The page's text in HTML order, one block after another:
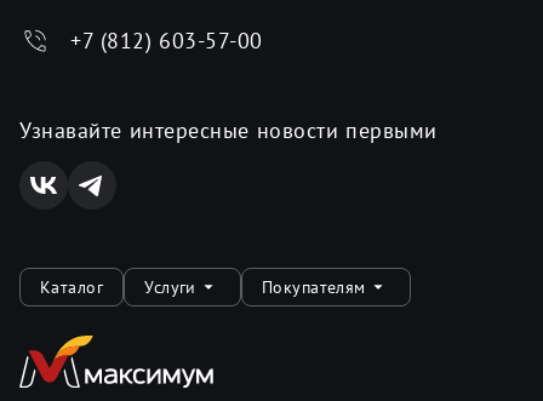
+7 (812) 603-57-00
Узнавайте интересные новости первыми
Каталог Услуги Покупателям